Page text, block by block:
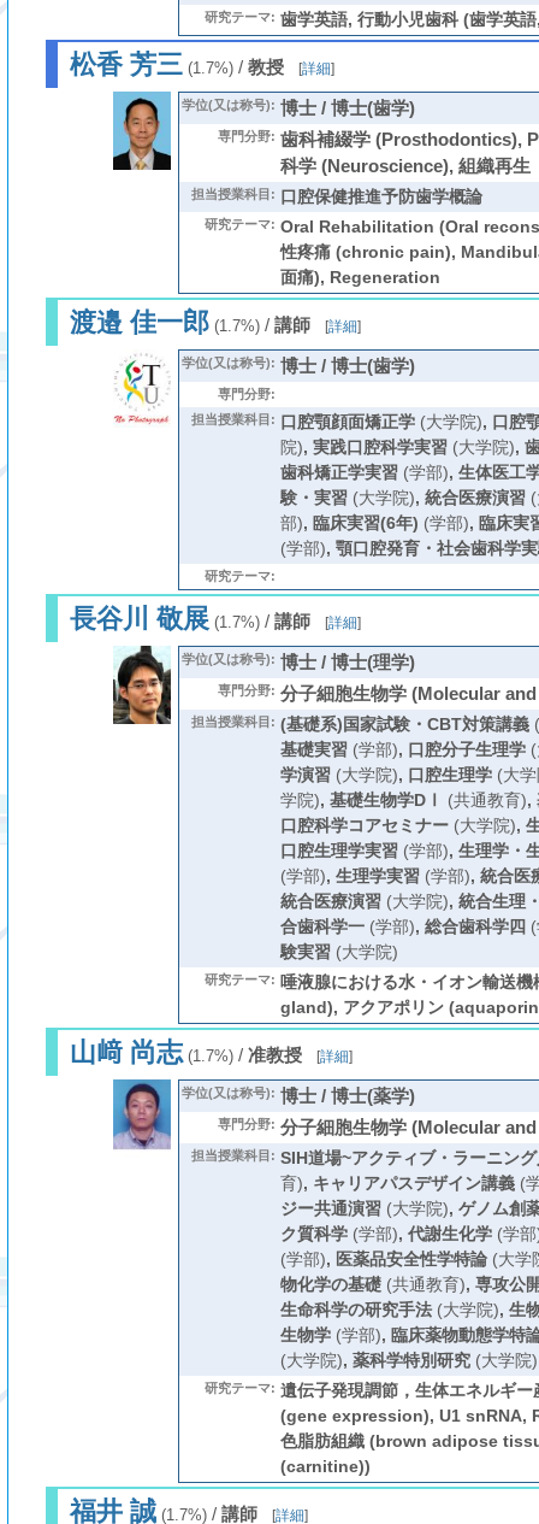
研究テーマ: 歯学英語, 行動小児歯科 (歯学英
松香 芳三(1.7%)/ 教授 [詳細]
学位(又は称号): 博士 / 博士(歯学)
専門分野: 歯科補綴学 (Prosthodontics),
科学 (Neuroscience), 組織再生
担当授業科目: 口腔保健推進予防歯学概論
研究テーマ: Oral Rehabilitation (Oral
性疼痛 (chronic pain),
面痛), Regeneration
渡邉 佳一郎(1.7%)/ 講師 [詳細]
学位(又は称号): 博士 / 博士(歯学)
専門分野:
担当授業科目: 口腔顎顔面矯正学(大学院), 口腔
院), 実践口腔科学実習(大学院),
歯科矯正学実習(学部), 生体医工
験・実習(大学院), 統合医療演習(
部), 臨床実習(6年) (学部), 臨床実
(学部), 顎口腔発育・社会歯科学
研究テーマ:
長谷川 敬展(1.7%)/ 講師 [詳細]
学位(又は称号): 博士 / 博士(理学)
専門分野: 分子細胞生物学 (Molecular
担当授業科目: (基礎系)国家試験・CBT対策講義(
基礎実習(学部), 口腔分子生理学(
学演習(大学院), 口腔生理学(大学
学院), 基礎生物学DⅠ (共通教育),
口腔科学コアセミナー(大学院),
口腔生理学実習(学部), 生理学・
(学部), 生理学実習(学部), 統合医
統合医療演習(大学院), 統合生理
合歯科学一(学部), 総合歯科学四
験実習(大学院)
研究テーマ: 唾液腺における水・イオン輸送
gland), アクアポリン
山﨑 尚志(1.7%)/ 准教授 [詳細]
学位(又は称号): 博士 / 博士(薬学)
専門分野: 分子細胞生物学 (Molecular
担当授業科目: SIH道場~アクティブ・ラーニン
育), キャリアパスデザイン講義(
ジー共通演習(大学院), ゲノム創
ク質科学(学部), 代謝生化学(学部
(学部), 医薬品安全性学特論(大学
物化学の基礎(共通教育), 専攻公
生命科学の研究手法(大学院), 生
生物学(学部), 臨床薬物動態学特
(大学院), 薬科学特別研究(大学院)
研究テーマ: 遺伝子発現調節，生体エネルギ
(gene expression), U1 snRNA,
色脂肪組織 (brown adipose
(carnitine))
福井 誠(1.7%)/ 講師 [詳細]